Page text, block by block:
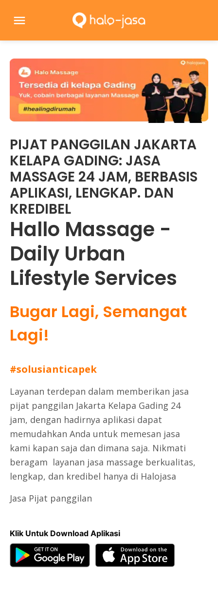
PIJAT PANGGILAN JAKARTA
KELAPA GADING: JASA
MASSAGE 24 JAM, BERBASIS
APLIKASI, LENGKAP. DAN
KREDIBEL
Hallo Massage -
Daily Urban
Lifestyle Services
Bugar Lagi, Semangat
Lagi!
#solusianticapek
Layanan terdepan dalam memberikan jasa
pijat panggilan Jakarta Kelapa Gading 24
jam, dengan hadirnya aplikasi dapat
memudahkan Anda untuk memesan jasa
kami kapan saja dan dimana saja. Nikmati
beragam layanan jasa massage berkualitas,
lengkap, dan kredibel hanya di Halojasa
Jasa Pijat panggilan
Klik Untuk Download Aplikasi